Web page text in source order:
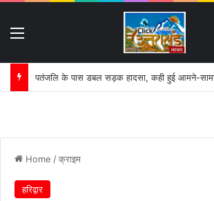
गंगाजल ले जा रहे कांवड़ियों की चलती बाइक में लगी आग
Home /क्राइम
हरिद्वार